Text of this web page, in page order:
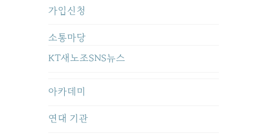
가입신청
소통마당
KT새노조SNS뉴스
아카데미
연대 기관